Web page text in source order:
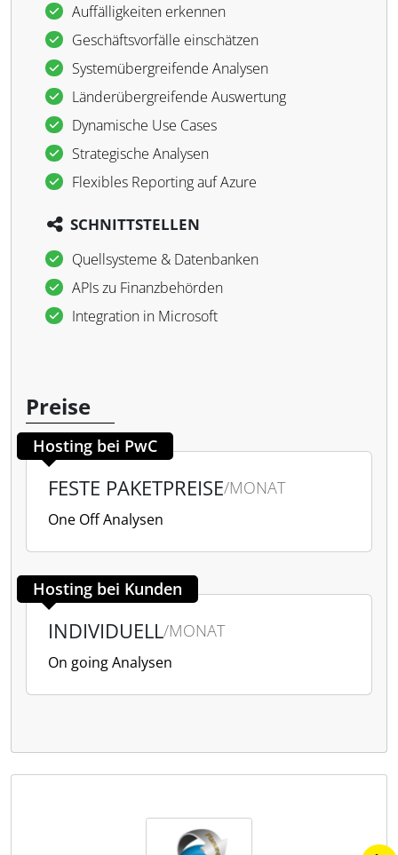
Auffälligkeiten erkennen
Geschäftsvorfälle einschätzen
Systemübergreifende Analysen
Länderübergreifende Auswertung
Dynamische Use Cases
Strategische Analysen
Flexibles Reporting auf Azure
SCHNITTSTELLEN
Quellsysteme & Datenbanken
APIs zu Finanzbehörden
Integration in Microsoft
Preise
Hosting bei PwC
FESTE PAKETPREISE/MONAT
One Off Analysen
Hosting bei Kunden
INDIVIDUELL/MONAT
On going Analysen